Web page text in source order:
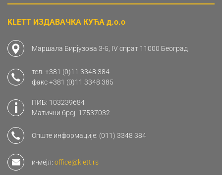
KLETT ИЗДАВАЧКА КУЋА д.о.о
Маршала Бирјузова 3-5, IV спрат 11000 Београд
тел. +381 (0)11 3348 384
факс+381 (0)11 3348 385
ПИБ: 103239684
Матични број: 17537032
Опште информације: (011) 3348 384
и-мејл: office@klett.rs